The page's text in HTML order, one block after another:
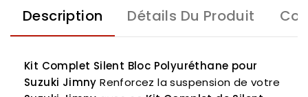
Description Détails Du Produit
Kit Complet Silent Bloc Polyuréthane pour
Suzuki Jimny Renforcez la suspension de votre